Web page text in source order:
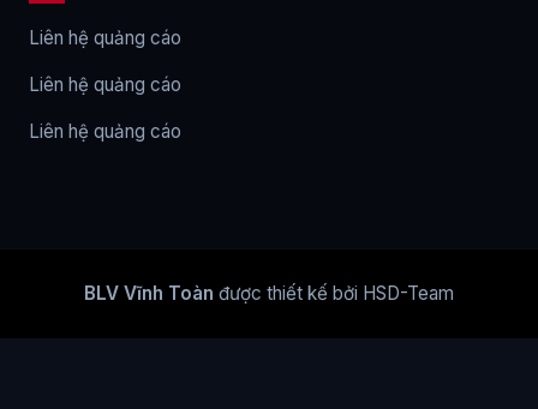
Liên hệ quảng cáo
Liên hệ quảng cáo
Liên hệ quảng cáo
BLV Vĩnh Toàn được thiết kế bởi HSD-Team